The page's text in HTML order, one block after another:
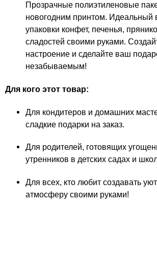
Прозрачные полиэтиленовые
новогодним принтом. Идеальный
упаковки конфет, печенья,
сладостей своими руками.
настроение и сделайте ваш
незабываемым!
Для кого этот товар:
Для кондитеров и домашних
сладкие подарки на заказ.
Для родителей, готовящих
утренников в детских садах и
Для всех, кто любит создавать
атмосферу своими руками!